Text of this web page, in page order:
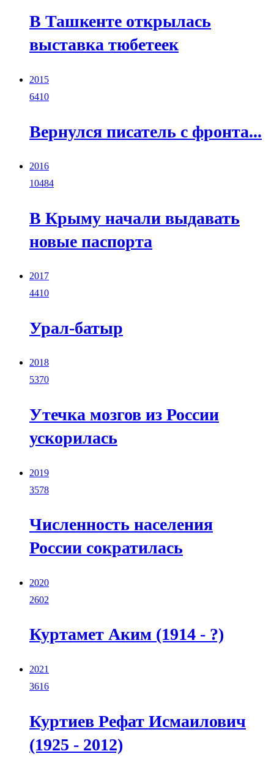
В Ташкенте открылась
выставка тюбетеек
2015
6410
Вернулся писатель с фронта...
2016
10484
В Крыму начали выдавать
новые паспорта
2017
4410
Урал-батыр
2018
5370
Утечка мозгов из России
ускорилась
2019
3578
Численность населения
России сократилась
2020
2602
Куртамет Аким (1914 - ?)
2021
3616
Куртиев Рефат Исмаилович
(1925 - 2012)